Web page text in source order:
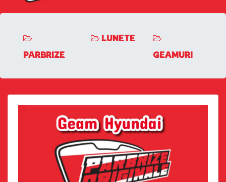
PARBRIZE
LUNETE
GEAMURI